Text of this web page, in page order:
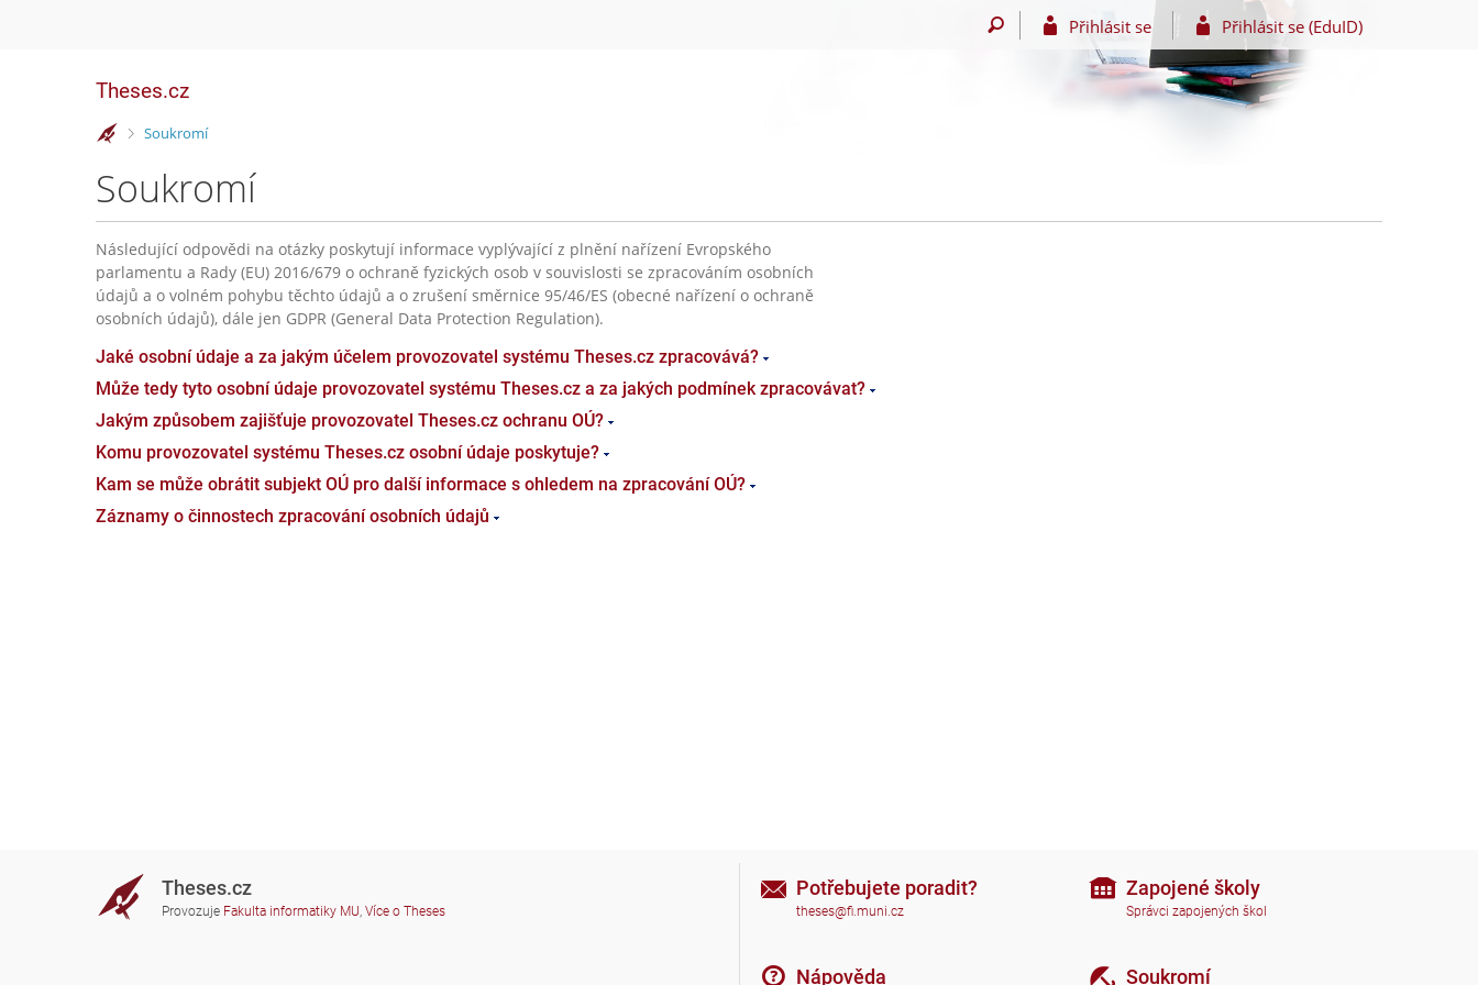
Přihlásit se Přihlásit se (EduID)
Theses.cz
>
Soukromí
Soukromí
Následující odpovědi na otázky poskytují informace vyplývající z plnění nařízení Evropského
parlamentu a Rady (EU) 2016/679 o ochraně fyzických osob v souvislosti se zpracováním osobních
údajů a o volném pohybu těchto údajů a o zrušení směrnice 95/46/ES (obecné nařízení o ochraně
osobních údajů), dále jen GDPR (General Data Protection Regulation).
Jaké osobní údaje a za jakým účelem provozovatel systému Theses.cz zpracovává?
Může tedy tyto osobní údaje provozovatel systému Theses.cz a za jakých podmínek zpracovávat?
Jakým způsobem zajišťuje provozovatel Theses.cz ochranu OÚ?
Komu provozovatel systému Theses.cz osobní údaje poskytuje?
Kam se může obrátit subjekt OÚ pro další informace s ohledem na zpracování OÚ?
Záznamy o činnostech zpracování osobních údajů
Theses.cz
Provozuje Fakulta informatiky MU, Více o Theses
Potřebujete poradit?
theses@fi.muni.cz
Nápověda
Zapojené školy
Správci zapojených škol
Soukromí